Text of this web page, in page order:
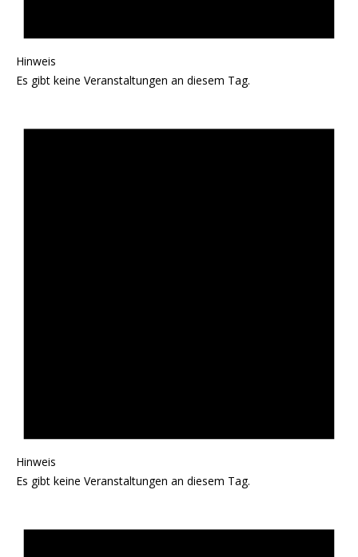
Hinweis
Es gibt keine Veranstaltungen an diesem Tag.
Hinweis
Es gibt keine Veranstaltungen an diesem Tag.